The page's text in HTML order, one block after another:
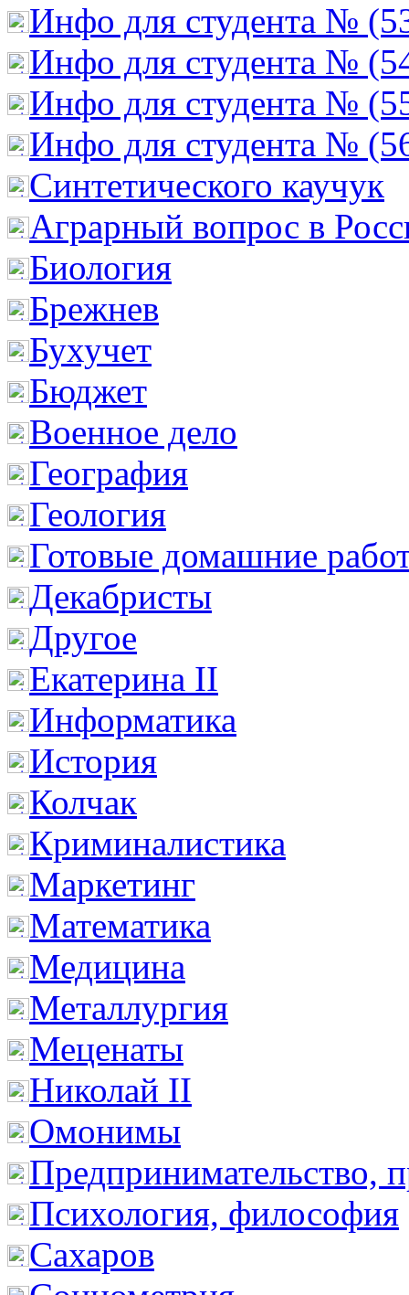
Инфо для студента №
Инфо для студента №
Инфо для студента №
Инфо для студента №
Cинтетического каучук
Аграрный вопрос в
Биология
Брежнев
Бухучет
Бюджет
Военное дело
География
Геология
Готовые домашние
Декабристы
Другое
Екатерина II
Информатика
История
Колчак
Криминалистика
Маркетинг
Математика
Медицина
Металлургия
Меценаты
Николай II
Омонимы
Предпринимательство,
Психология, философия
Сахаров